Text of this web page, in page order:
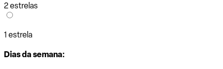
2 estrelas
1 estrela
Dias da semana: